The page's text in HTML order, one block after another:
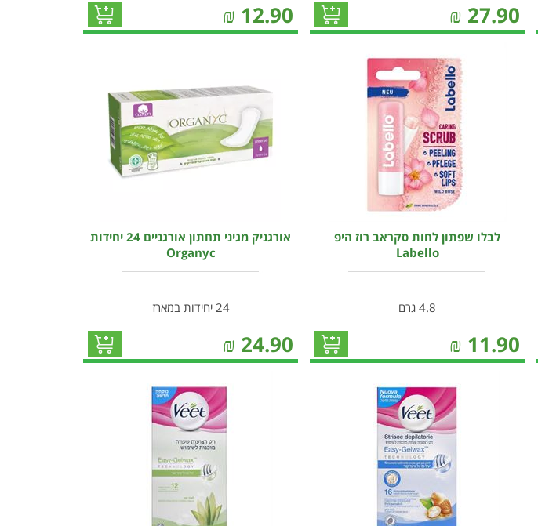
27.90
₪
12.90
₪
לבלו שפתון לחות סקראב רוז היפ
Labello
4.8 גרם
11.90
₪
אורגניק מגיני תחתון אורגניים 24 יחידות
Organyc
24 יחידות במארז
24.90
₪